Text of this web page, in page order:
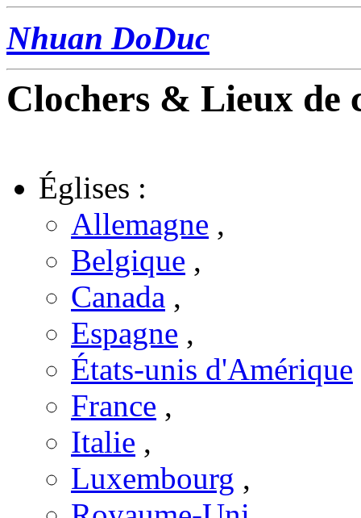
Nhuan DoDuc
Clochers & Lieux de
Églises :
Allemagne ,
Belgique ,
Canada ,
Espagne ,
États-unis d'Amérique
France ,
Italie ,
Luxembourg ,